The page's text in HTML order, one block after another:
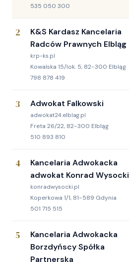
535 050 300
2
K&S Kardasz Kancelaria
Radców Prawnych Elbląg
krp-ks.pl
Kowalska 15/lok. 5, 82-300 Elbląg
798 878 419
3 Adwokat Falkowski
adwokat24.elblag.pl
Freta 26/22, 82-300 Elbląg
510 893 810
4
Kancelaria Adwokacka
adwokat Konrad Wysocki
konradwysocki.pl
Koperkowa 1/1, 81-589 Gdynia
501 715 515
5
Kancelaria Adwokacka
Borzdyńscy Spółka
Partnerska